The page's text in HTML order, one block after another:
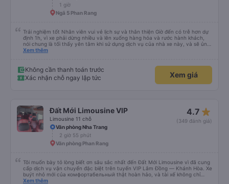
1 giờ
Ngã 5 Phan Rang
Trải nghiệm tốt Nhân viên vui vẻ lịch sự và thân thiện Giờ đến có trễ hơn dự
định 1h, vì xe phải dừng nhiều và lên xuống hàng hóa và rước hành khách,
nói chung là tối thấy yên tâm khi sử dụng dịch vụ của nhà xe này, và sẽ ủng
hộ và giới thiệu cho người thân sử dụng dịch vụ của nhà xe này
Xem thêm
Không cần thanh toán trước
Xác nhận chỗ ngay lập tức
Xem giá
Đất Mới Limousine VIP
Limousine 11 chỗ
4.7 star_rate
(349 đánh giá)
Văn phòng Nha Trang
2 giờ 55 phút
Văn phòng Phan Rang
Tôi muốn bày tỏ lòng biết ơn sâu sắc nhất đến Đất Mới Limousine vì đã cung
cấp dịch vụ vận chuyển đặc biệt trên tuyến VIP Lâm Đồng — Khánh Hòa. Xe
buýt nhỏ mới của комфортабельный thật hoàn hảo, và tài xế không chỉ
chuyên nghiệp mà còn lịch sự và chu đáo. Tôi cảm thấy an toàn và thoải mái
Xem thêm